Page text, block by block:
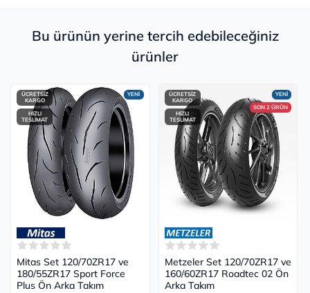
Bu ürünün yerine tercih edebileceğiniz
ürünler
YENİ
ÜCRETSİZ
KARGO
HIZLI
TESLİMAT
Mitas Set 120/70ZR17 ve
180/55ZR17 Sport Force
Plus Ön Arka Takım
YENİ
SON 2 ÜRÜN
ÜCRETSİZ
KARGO
HIZLI
TESLİMAT
Metzeler Set 120/70ZR17 ve
160/60ZR17 Roadtec 02 Ön
Arka Takım